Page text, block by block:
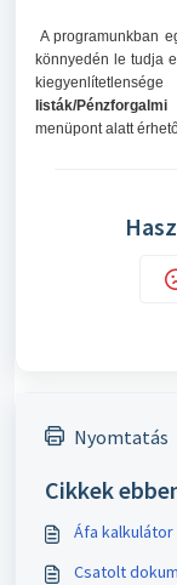
A programunkban
könnyedén le tudja
listák/
menüpont alatt
Nyomtatás
Cikkek
Áfa
Csatolt